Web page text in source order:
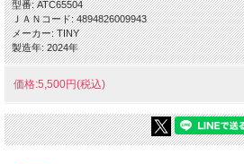
型番: ATC65504
ＪＡＮコード: 4894826009943
メーカー: TINY
製造年: 2024年
価格:5,500円(税込)